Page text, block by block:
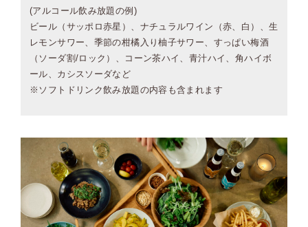
(アルコール飲み放題の例)
ビール（サッポロ赤星）、ナチュラルワイン（赤、白）、生
レモンサワー、季節の柑橘入り柚子サワー、すっぱい梅酒
（ソーダ割/ロック）、コーン茶ハイ、青汁ハイ、角ハイボ
ール、カシスソーダなど
※ソフトドリンク飲み放題の内容も含まれます